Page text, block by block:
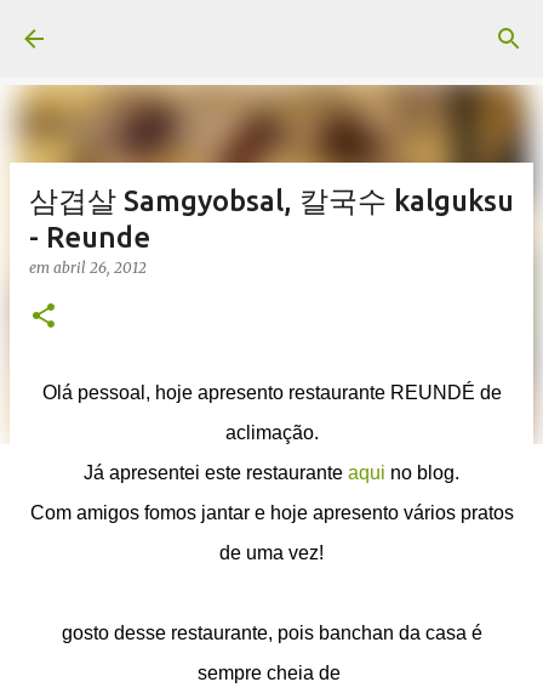
삼겹살 Samgyobsal, 칼국수 kalguksu
- Reunde
em abril 26, 2012
Olá pessoal, hoje apresento restaurante REUNDÉ de
aclimação.
Já apresentei este restaurante aqui no blog.
Com amigos fomos jantar e hoje apresento vários pratos
de uma vez!
gosto desse restaurante, pois banchan da casa é
sempre cheia de